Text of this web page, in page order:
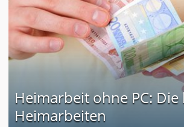
Heimarbeit ohne PC: Die
Heimarbeiten